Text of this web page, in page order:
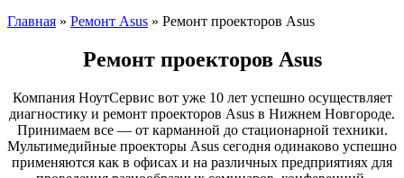
Главная » Ремонт Asus » Ремонт проекторов Asus
Ремонт проекторов Asus
Компания НоутСервис вот уже 10 лет успешно осуществляет
диагностику и ремонт проекторов Asus в Нижнем Новгороде.
Принимаем все — от карманной до стационарной техники.
Мультимедийные проекторы Asus сегодня одинаково успешно
применяются как в офисах и на различных предприятиях для